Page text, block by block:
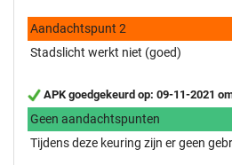
Aandachtspunt 2
Stadslicht werkt niet (goed)
APK goedgekeurd op: 09-11-2021
Geen aandachtspunten
Tijdens deze keuring zijn er geen